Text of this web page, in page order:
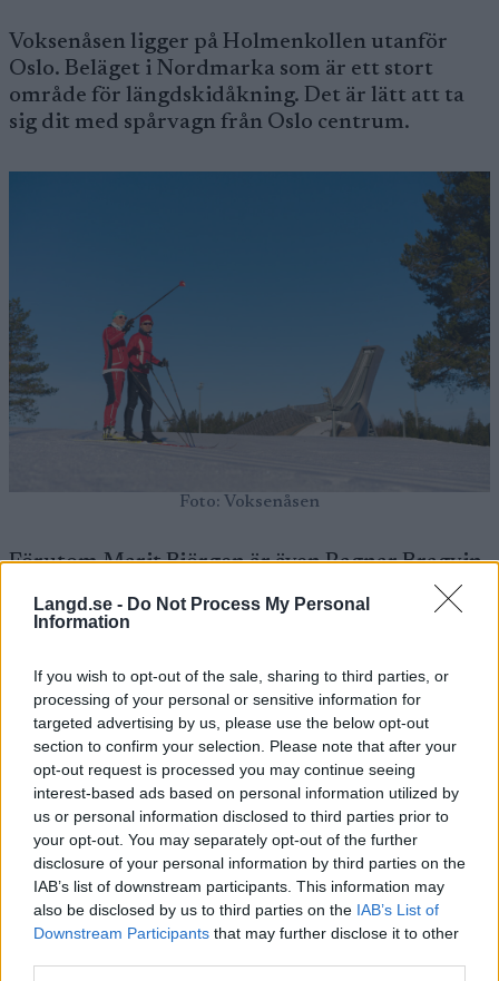
Langd.se - Do Not Process My Personal
Information
If you wish to opt-out of the sale, sharing to third parties, or
processing of your personal or sensitive information for
targeted advertising by us, please use the below opt-out
section to confirm your selection. Please note that after your
opt-out request is processed you may continue seeing
interest-based ads based on personal information utilized by
us or personal information disclosed to third parties prior to
your opt-out. You may separately opt-out of the further
disclosure of your personal information by third parties on the
IAB’s list of downstream participants. This information may
also be disclosed by us to third parties on the IAB’s List of
Downstream Participants that may further disclose it to other
Voksenåsen ligger på Holmenkollen utanför
Oslo. Beläget i Nordmarka som är ett stort
område för längdskidåkning. Det är lätt att ta
sig dit med spårvagn från Oslo centrum.
Foto: Voksenåsen
Förutom Marit Björgen är även Ragnar Bragvin
Andresen och Sondre Sundby med som tränare
på lägret.
Lägret börjar på fredagen och Ragnar Bragvin
Andresen berättar att det kommer bli mycket
fokus på instruktion under helgen men även
mycket träning.
– Vi kommer ha olika utvecklingsgrupper. Om
det är teknik du behöver träna på så får du göra
det och om du vill åka skidor i fantastiska
Nordmarka tillsammans med en tränare så får
du göra det, säger han.